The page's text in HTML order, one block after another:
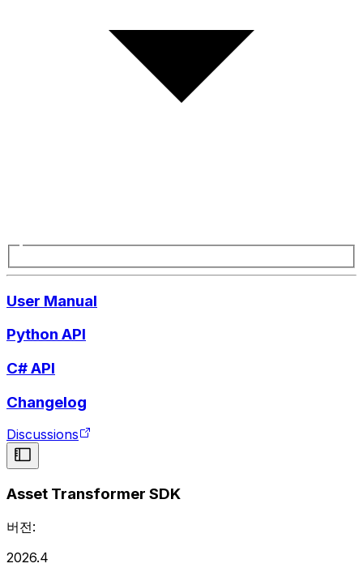
User Manual
Python API
C# API
Changelog
Discussions
Asset Transformer SDK
버전:
2026.4